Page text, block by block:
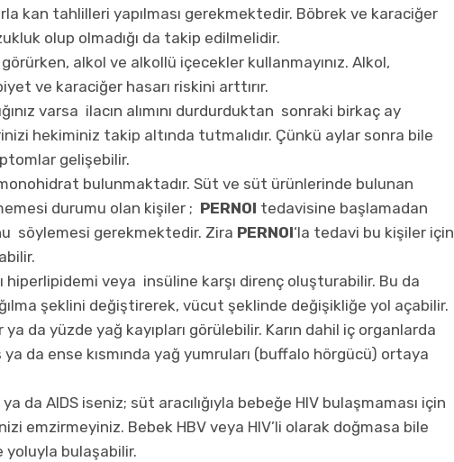
kan tahlilleri yapılması gerekmektedir. Böbrek ve karaciğer
olup olmadığı da takip edilmelidir.
alkol ve alkollü içecekler kullanmayınız. Alkol,
ve karaciğer hasarı riskini arttırır.
varsa ilacın alımını durdurduktan sonraki birkaç ay
hekiminiz takip altında tutmalıdır. Çünkü aylar sonra bile
gelişebilir.
bulunmaktadır. Süt ve süt ürünlerinde bulunan
durumu olan kişiler ; PERNOI tedavisine başlamadan
söylemesi gerekmektedir. Zira PERNOI‘la tedavi bu kişiler için
hiperlipidemi veya insüline karşı direnç oluşturabilir. Bu da
şeklini değiştirerek, vücut şeklinde değişikliğe yol açabilir.
da yüzde yağ kayıpları görülebilir. Karın dahil iç organlarda
da ense kısmında yağ yumruları (buffalo hörgücü) ortaya
da AIDS iseniz; süt aracılığıyla bebeğe HIV bulaşmaması için
emzirmeyiniz. Bebek HBV veya HIV’li olarak doğmasa bile
yoluyla bulaşabilir.